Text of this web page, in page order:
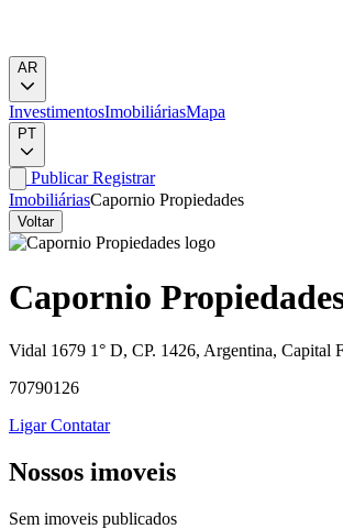
AR
InvestimentosImobiliáriasMapa
PT
PublicarRegistrar
ImobiliáriasCapornio Propiedades
Voltar
Capornio
Vidal 1679 1° D, CP. 1426, Argentina, Capital
70790126
LigarContatar
Nossos imoveis
Sem imoveis publicados